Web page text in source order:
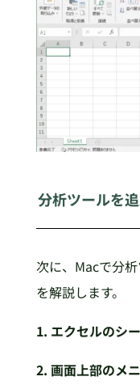
分析ツールを
次に、Macで分
を解説します。
1. エクセルのシ
2. 画面上部のメ